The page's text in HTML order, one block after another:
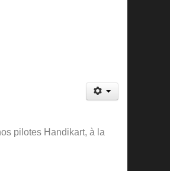
pilotes Handikart, à la